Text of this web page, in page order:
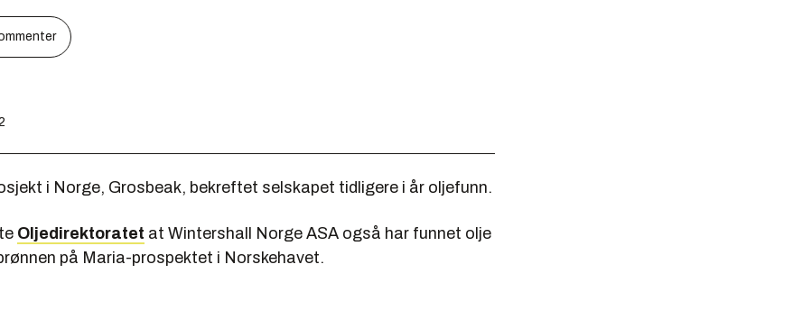
i Norge, Grosbeak, bekreftet selskapet tidligere i år oljefunn.
Oljedirektoratet at Wintershall Norge ASA også har funnet olje
på Maria-prospektet i Norskehavet.